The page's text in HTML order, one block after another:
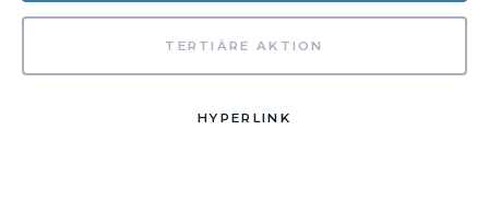
TERTIÄRE AKTION
HYPERLINK